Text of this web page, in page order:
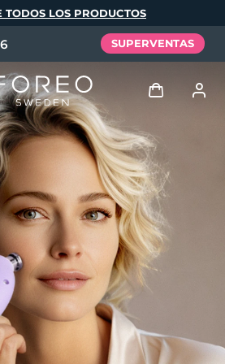
TODOS LOS PRODUCTOS
SUPERVENTAS
Iniciar sesión
Perfil de usuario
Mis dispositivos
Mis pedidos
Mis direcciones
Mis suscripciones
Tech Elixir
Set
Español
Português
Русский
中文 繁體中文